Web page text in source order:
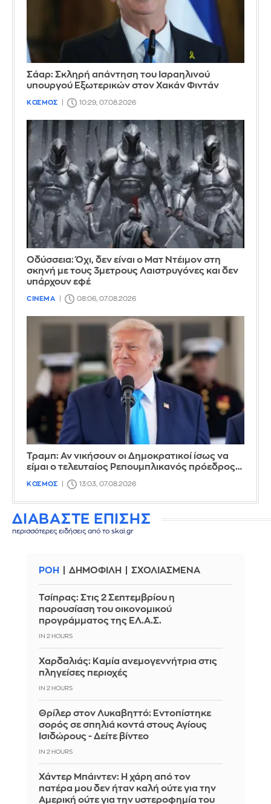
Σάαρ: Σκληρή απάντηση του Ισραηλινού
υπουργού Εξωτερικών στον Χακάν Φιντάν
ΚΟΣΜΟΣ 10:29, 07.08.2026
Οδύσσεια: Όχι, δεν είναι ο Ματ Ντέιμον στη
σκηνή με τους 3μετρους Λαιστρυγόνες και δεν
υπάρχουν εφέ
CINEMA 08:06, 07.08.2026
Τραμπ: Αν νικήσουν οι Δημοκρατικοί ίσως να
είμαι ο τελευταίος Ρεπουμπλικανός πρόεδρος…
ΚΟΣΜΟΣ 13:03, 07.08.2026
ΔΙΑΒΑΣΤΕ ΕΠΙΣΗΣ
περισσότερες ειδήσεις από το skai.gr
ΡΟΗ ΔΗΜΟΦΙΛΗ ΣΧΟΛΙΑΣΜΕΝΑ
Τσίπρας: Στις 2 Σεπτεμβρίου η
παρουσίαση του οικονομικού
προγράμματος της ΕΛ.Α.Σ.
IN 2 HOURS
Χαρδαλιάς: Καμία ανεμογεννήτρια στις
πληγείσες περιοχές
IN 2 HOURS
Θρίλερ στον Λυκαβηττό: Εντοπίστηκε
σορός σε σπηλιά κοντά στους Αγίους
Ισιδώρους - Δείτε βίντεο
IN 2 HOURS
Χάντερ Μπάιντεν: Η χάρη από τον
πατέρα μου δεν ήταν καλή ούτε για την
Αμερική ούτε για την υστεροφημία του